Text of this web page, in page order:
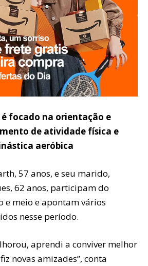
focado na orientação e
de atividade física e
aeróbica
57 anos, e seu marido,
62 anos, participam do
e meio e apontam vários
nesse período.
aprendi a conviver melhor
novas amizades”, conta